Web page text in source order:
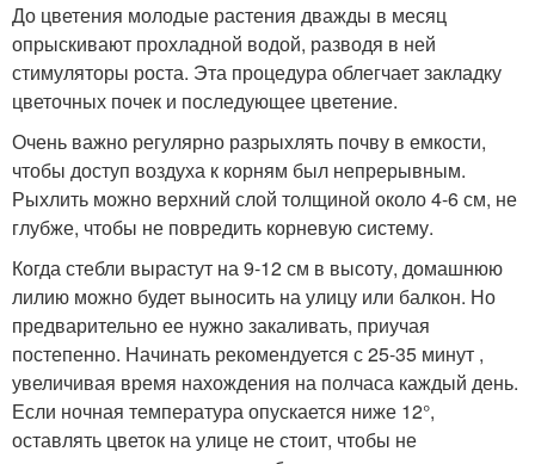
До цветения молодые растения дважды в месяц
опрыскивают прохладной водой, разводя в ней
стимуляторы роста. Эта процедура облегчает закладку
цветочных почек и последующее цветение.
Очень важно регулярно разрыхлять почву в емкости,
чтобы доступ воздуха к корням был непрерывным.
Рыхлить можно верхний слой толщиной около 4-6 см, не
глубже, чтобы не повредить корневую систему.
Когда стебли вырастут на 9-12 см в высоту, домашнюю
лилию можно будет выносить на улицу или балкон. Но
предварительно ее нужно закаливать, приучая
постепенно. Начинать рекомендуется с 25-35 минут ,
увеличивая время нахождения на полчаса каждый день.
Если ночная температура опускается ниже 12°,
оставлять цветок на улице не стоит, чтобы не